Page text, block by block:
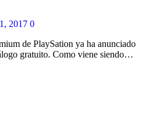
2017 0
de PlaySation ya ha anunciado
gratuito. Como viene siendo…